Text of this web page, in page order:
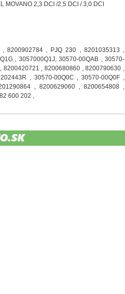
MOVANO 2,3 DCI /2,5 DCI / 3,0 DCI
8200902784 , PJQ 230 , 8201035313 ,
, 3057000Q1J, 30570-00QAB , 30570-
, 8200680860 , 8200790630 ,
, 30570-00Q0C , 30570-00Q0F ,
, 8200629060 , 8200654808 ,
600 202 ,